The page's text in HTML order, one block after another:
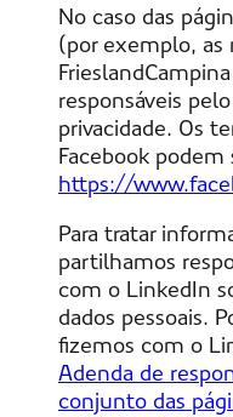
No caso das
(por exemplo, as
responsáveis
privacidade. Os
Facebook
https://
Para tratar
partilhamos
com o LinkedIn
dados pessoais.
fizemos com o
Adenda de
conjunto das